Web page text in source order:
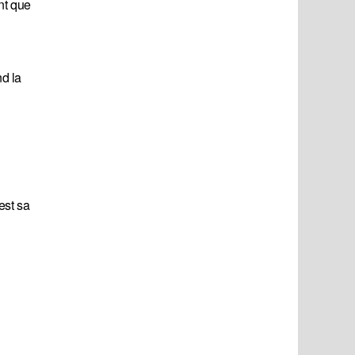
que
la
sa